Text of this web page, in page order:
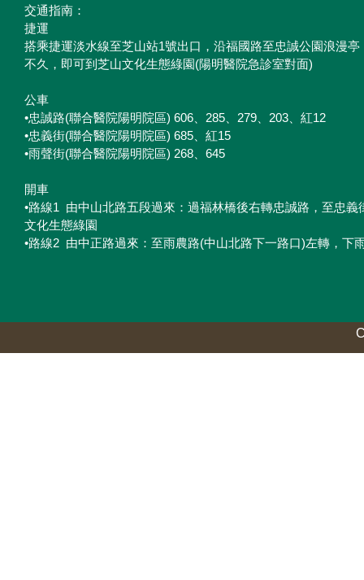
交通指南：
捷運
搭乘捷運淡水線至芝山站1號出口，沿福國路至忠誠公園浪漫
不久，即可到芝山文化生態綠園(陽明醫院急診室對面)
公車
•忠誠路(聯合醫院陽明院區) 606、285、279、203、紅12
•忠義街(聯合醫院陽明院區) 685、紅15
•雨聲街(聯合醫院陽明院區) 268、645
開車
•路線1 由中山北路五段過來：過福林橋後右轉忠誠路，至忠
文化生態綠園
•路線2 由中正路過來：至雨農路(中山北路下一路口)左轉，